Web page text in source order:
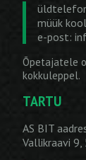
müük
e-post:
Õpetajatele
kokkuleppel.
TARTU
AS BIT
Vallikraavi